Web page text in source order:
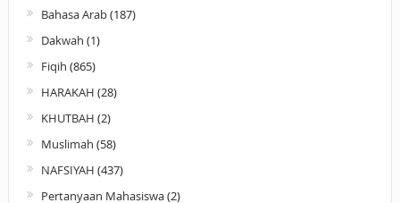
Bahasa Arab(187)
Dakwah (1)
Fiqih (865)
HARAKAH (28)
KHUTBAH (2)
Muslimah (58)
NAFSIYAH (437)
Pertanyaan Mahasiswa(2)